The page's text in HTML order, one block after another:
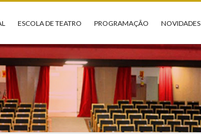
ESCOLA DE TEATRO PROGRAMAÇÃO NOVIDADES